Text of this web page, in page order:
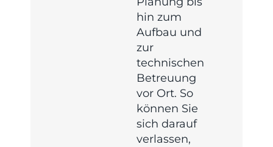
hin zum
Aufbau und
zur
technischen
Betreuung
vor Ort. So
können Sie
sich darauf
verlassen,